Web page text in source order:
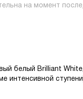
на момент
белый Brilliant
интенсивной